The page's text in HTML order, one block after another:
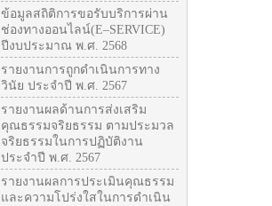
ข้อมูลสถิติการขอรับบริการผ่าน
ช่องทางออนไลน์(E–SERVICE)
ปีงบประมาณ พ.ศ. 2568
รายงานการถูกดำเนินการทาง
วินัย ประจำปี พ.ศ. 2567
รายงานผลด้านการส่งเสริม
คุณธรรมจริยธรรม ตามประมวล
จริยธรรมในการปฏิบัติงาน
ประจำปี พ.ศ. 2567
รายงานผลการประเมินคุณธรรม
และความโปร่งใสในการดำเนิน